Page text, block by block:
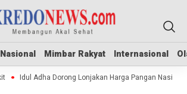
Nasional Mimbar Rakyat Internasional
Nasional Mimbar Rakyat Internasional
Idul Adha Dorong Lonjakan Harga Pangan Nasional